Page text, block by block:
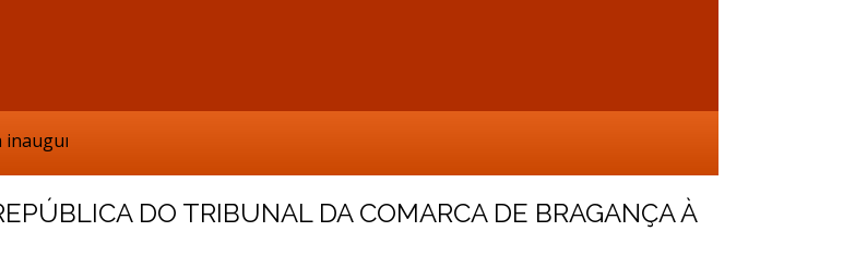
do Novo Lar da Fundação Casa de Trabalho Dr. Oliveira Salazar – Bragança, com a
DO TRIBUNAL DA COMARCA DE BRAGANÇA À